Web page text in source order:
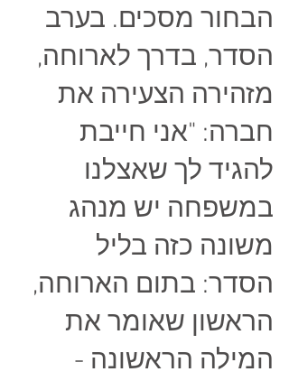
הבחור מסכים. בערב
הסדר, בדרך לארוחה,
מזהירה הצעירה את
חברה: "אני חייבת
להגיד לך שאצלנו
במשפחה יש מנהג
משונה כזה בליל
הסדר: בתום הארוחה,
הראשון שאומר את
המילה הראשונה -